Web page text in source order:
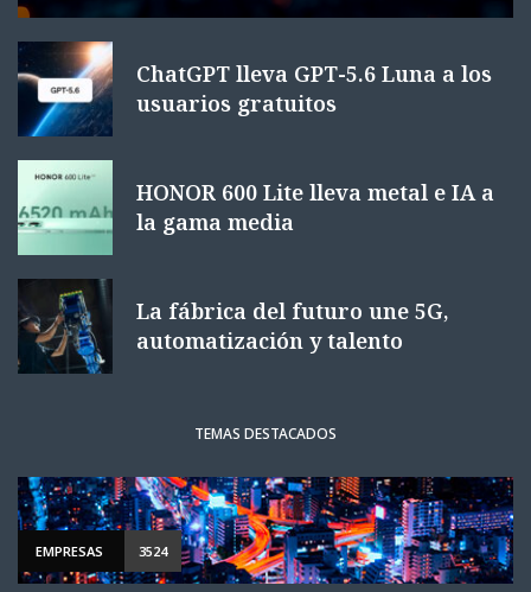
ChatGPT lleva GPT-5.6 Luna a los
usuarios gratuitos
HONOR 600 Lite lleva metal e IA a
la gama media
La fábrica del futuro une 5G,
automatización y talento
TEMAS DESTACADOS
EMPRESAS 3524